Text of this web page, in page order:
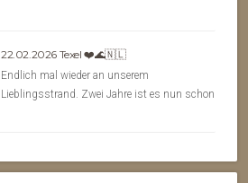
22.02.2026 Texel ❤️🌊🇳🇱
Endlich mal wieder an unserem
Lieblingsstrand. Zwei Jahre ist es nun schon